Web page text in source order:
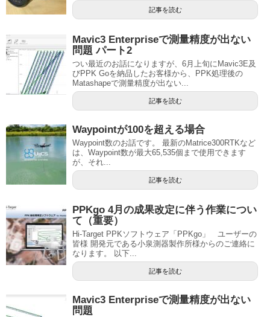
記事を読む
Mavic3 Enterpriseで測量精度が出ない
問題 パート2
つい最近のお話になりますが、6月上旬にMavic3E及
びPPK Goを納品したお客様から、PPK処理後の
Matashapeで測量精度が出ない...
記事を読む
Waypointが100を超える場合
Waypoint数のお話です。 最新のMatrice300RTKなど
は、Waypoint数が最大65,535個まで使用できます
が、それ...
記事を読む
PPKgo 4月の成果改定に伴う作業につい
て（重要）
Hi-Target PPKソフトウェア「PPKgo」 ユーザーの
皆様 開発元である小泉測器製作所様からのご連絡に
なります。 以下...
記事を読む
Mavic3 Enterpriseで測量精度が出ない
問題